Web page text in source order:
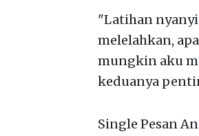
"Latihan
melelahkan,
mungkin aku
keduanya
Single Pesan